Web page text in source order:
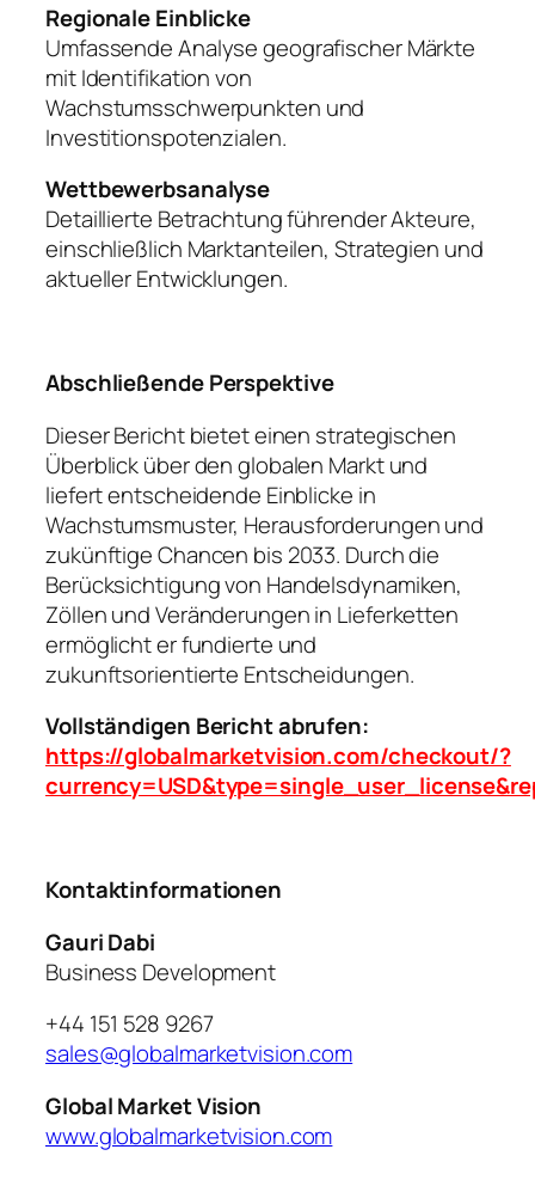
Regionale Einblicke
Umfassende Analyse geografischer Märkte
mit Identifikation von
Wachstumsschwerpunkten und
Investitionspotenzialen.
Wettbewerbsanalyse
Detaillierte Betrachtung führender Akteure,
einschließlich Marktanteilen, Strategien und
aktueller Entwicklungen.
Abschließende Perspektive
Dieser Bericht bietet einen strategischen
Überblick über den globalen Markt und
liefert entscheidende Einblicke in
Wachstumsmuster, Herausforderungen und
zukünftige Chancen bis 2033. Durch die
Berücksichtigung von Handelsdynamiken,
Zöllen und Veränderungen in Lieferketten
ermöglicht er fundierte und
zukunftsorientierte Entscheidungen.
Vollständigen Bericht abrufen:
https://globalmarketvision.com/checkout/?
Kontaktinformationen
Gauri Dabi
Business Development
+44 151 528 9267
sales@globalmarketvision.com
Global Market Vision
www.globalmarketvision.com